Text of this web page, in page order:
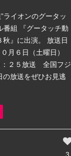
ライオンのグータッ
番組 『グータッチ動
秋』に出演。 放送日
月６日（土曜日）
：２５放送 全国フジ
の放送をぜひお見逃